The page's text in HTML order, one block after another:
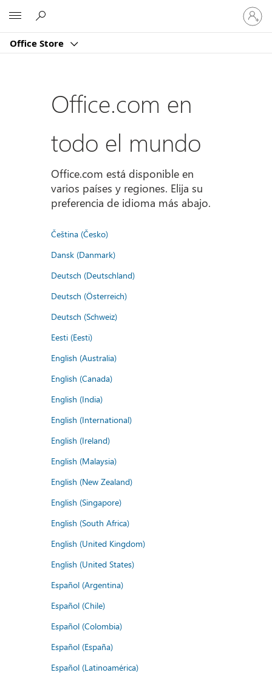
Office Store
Iniciar
sesión
en
cuenta
Office.com en
todo el mundo
Office.com está disponible en
varios países y regiones. Elija su
preferencia de idioma más abajo.
Čeština (Česko)
Dansk (Danmark)
Deutsch (Deutschland)
Deutsch (Österreich)
Deutsch (Schweiz)
Eesti (Eesti)
English (Australia)
English (Canada)
English (India)
English (International)
English (Ireland)
English (Malaysia)
English (New Zealand)
English (Singapore)
English (South Africa)
English (United Kingdom)
English (United States)
Español (Argentina)
Español (Chile)
Español (Colombia)
Español (España)
Español (Latinoamérica)